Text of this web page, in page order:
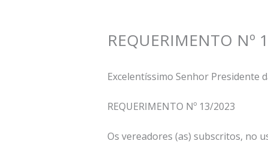
REQUERIMENTO Nº
Excelentíssimo Senhor Presidente
REQUERIMENTO Nº 13/2023
Os vereadores (as) subscritos, no